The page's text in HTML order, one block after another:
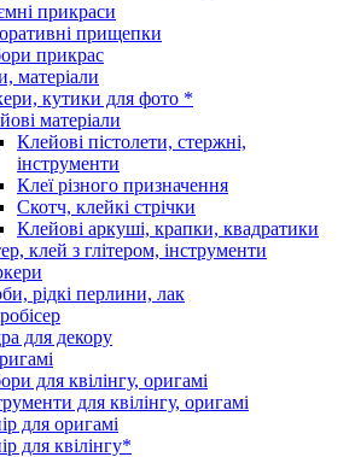
прикраси
прищепки
прикрас
матеріали
кутики для фото *
матеріали
Клейові пістолети, стержні,
інструменти
Клеї різного призначення
Скотч, клейкі стрічки
Клейові аркуші, крапки, квадратики
клей з глітером, інструменти
рідкі перлини, лак
для декору
для квілінгу, оригамі
для квілінгу, оригамі
для оригамі
для квілінгу*